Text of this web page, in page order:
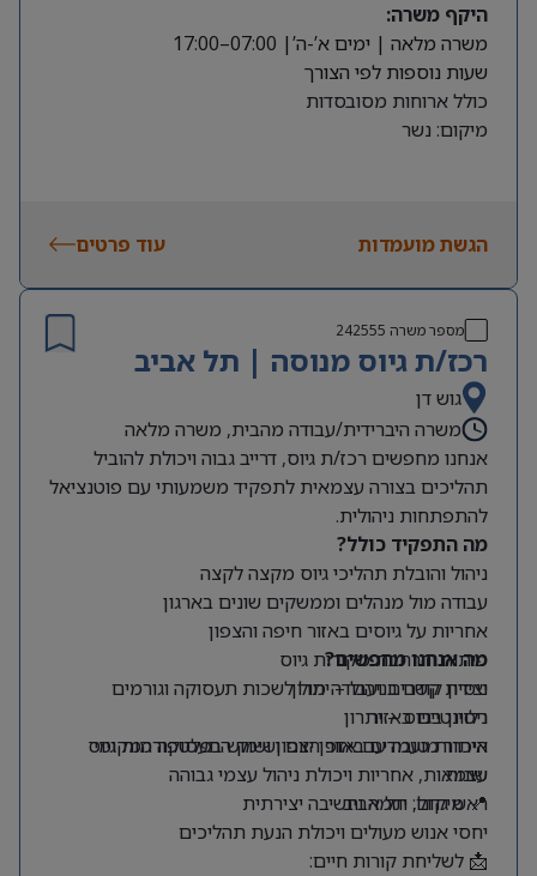
היקף משרה:
משרה מלאה | ימים א’-ה’| 07:00–17:00
שעות נוספות לפי הצורך
כולל ארוחות מסובסדות
מיקום: נשר
הגשת מועמדות עוד פרטים
מספר משרה 242555
רכז/ת גיוס מנוסה | תל אביב
גוש דן
משרה היברידית/עבודה מהבית, משרה מלאה
אנחנו מחפשים רכז/ת גיוס, דרייב גבוה ויכולת להוביל
תהליכים בצורה עצמאית לתפקיד משמעותי עם פוטנציאל
להתפתחות ניהולית.
מה התפקיד כולל?
ניהול והובלת תהליכי גיוס מקצה לקצה
עבודה מול מנהלים וממשקים שונים בארגון
אחריות על גיוסים באזור חיפה והצפון
פיתוח והרחבת מקורות גיוס
יצירת קשרים ועבודה מול לשכות תעסוקה וגורמים
רלוונטיים באזור
איתור מועמדים באופן יזום ושימוש בפלטפורמות גיוס
שונות
מה אנחנו מחפשים?
ניסיון קודם בניהול – יתרון
ניסיון בגיוס – יתרון
היכרות טובה עם אזור הצפון ושוק התעסוקה המקומי
עצמאות, אחריות ויכולת ניהול עצמי גבוהה
ראש גדול, יוזמה וחשיבה יצירתית
יחסי אנוש מעולים ויכולת הנעת תהליכים
📍 מיקום: תל אביב
📩 לשליחת קורות חיים: